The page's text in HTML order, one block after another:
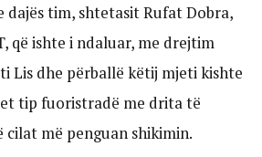
dajës tim, shtetasit Rufat Dobra,
që ishte i ndaluar, me drejtim
Lis dhe përballë këtij mjeti kishte
tip fuoristradë me drita të
më penguan shikimin.